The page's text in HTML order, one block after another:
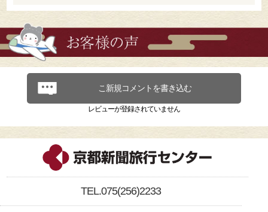
こ新規コメントを書き込む
レビューが登録されていません
TEL.075(256)2233